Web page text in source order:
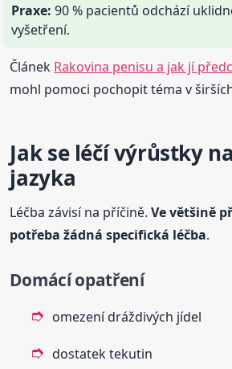
Praxe: 90 % pacientů odchází
vyšetření.
Článek Rakovina penisu a jak jí
mohl pomoci pochopit téma v
Jak se léčí výrůstky
jazyka
Léčba závisí na příčině.Ve většině
potřeba žádná specifická léčba.
Domácí opatření
omezení dráždivých jídel
dostatek tekutin